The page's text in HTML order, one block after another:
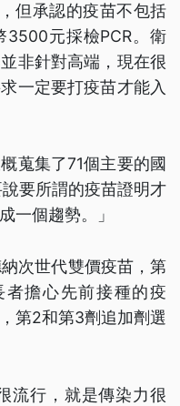
但承認的疫苗不包括
3500元採檢PCR。衛
非針對高端，現在很
一定要打疫苗才能入
蒐集了71個主要的國
要所謂的疫苗證明才
一個趨勢。」
次世代雙價疫苗，第
擔心先前接種的疫
第2和第3劑追加劑選
流行，就是傳染力很